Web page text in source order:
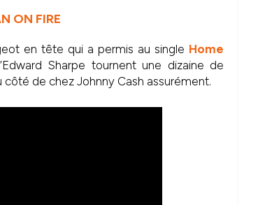
ON FIRE
en tête qui a permis au single Home
Sharpe tournent une dizaine de
côté de chez Johnny Cash assurément.